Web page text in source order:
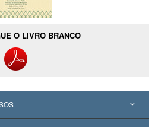
O LIVRO BRANCO